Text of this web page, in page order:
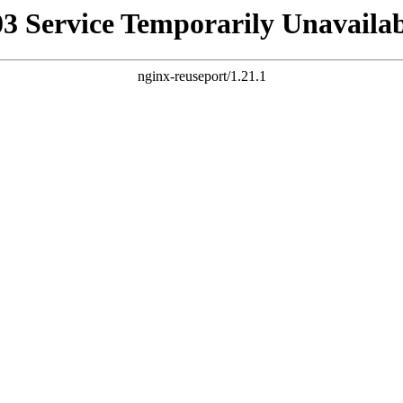
Service Temporarily
nginx-reuseport/1.21.1